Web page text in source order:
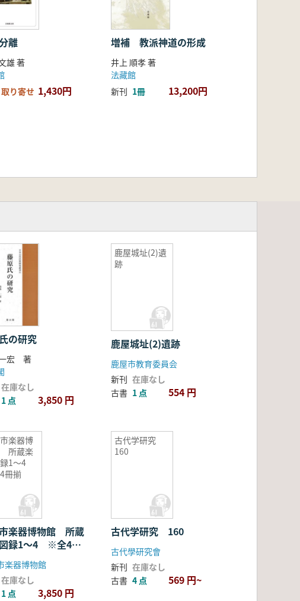
離
雄 著
取り寄せ 1,430円
増補 教派神道の形成
井上 順孝 著
法藏館
新刊 1冊 13,200円
の研究
宏 著
在庫なし
1 点 3,850 円
鹿屋城址(2)遺
跡
鹿屋城址(2)遺跡
鹿屋市教育委員会
新刊 在庫なし
古書 1 点 554 円
楽器博
所蔵楽
1〜4
冊揃
楽器博物館 所蔵
録1〜4 ※全4冊
楽器博物館
在庫なし
1 点 3,850 円
古代学研究
160
古代学研究 160
古代學研究會
新刊 在庫なし
古書 4 点 569 円~